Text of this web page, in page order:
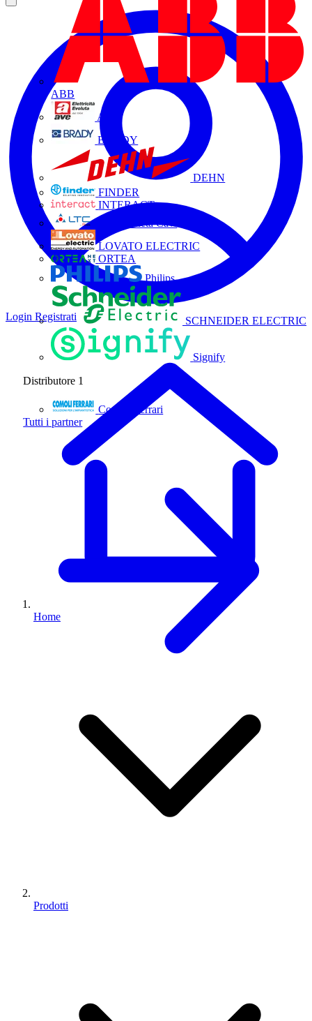
ABB
AVE
BRADY
DEHN
FINDER
INTERACT
La Triveneta Cavi
LOVATO ELECTRIC
ORTEA
Philips
SCHNEIDER ELECTRIC
Signify
Distributore 1
Comoli Ferrari
Tutti i partner
Login Registrati
Home
Prodotti